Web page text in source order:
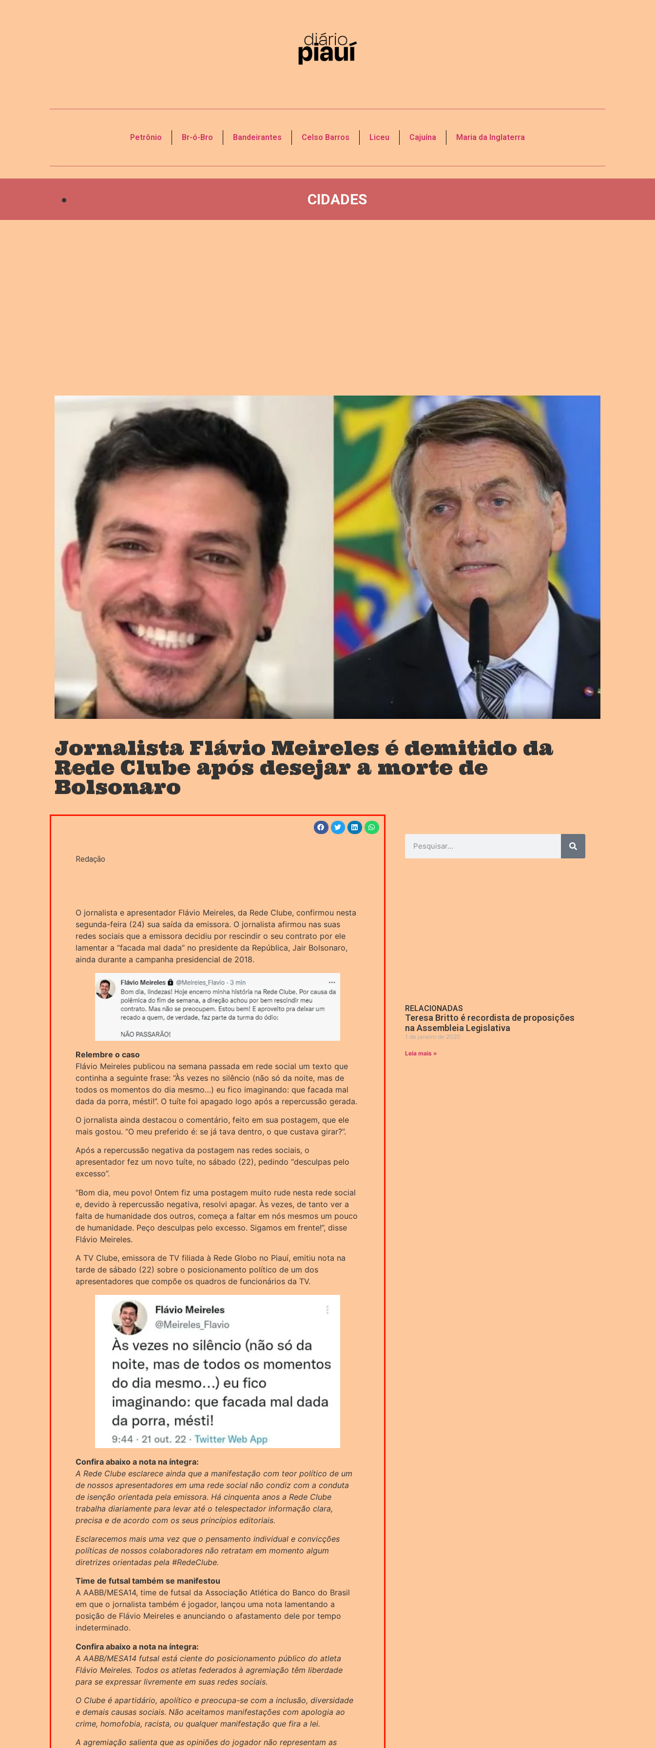
Petrônio Br-ó-Bro Bandeirantes Celso Barros Liceu Cajuína Maria da Inglaterra
CIDADES
Jornalista Flávio Meireles é demitido da
Rede Clube após desejar a morte de
Bolsonaro
Redação
O jornalista e apresentador Flávio Meireles, da Rede Clube, confirmou nesta
segunda-feira (24) sua saída da emissora. O jornalista afirmou nas suas
redes sociais que a emissora decidiu por rescindir o seu contrato por ele
lamentar a “facada mal dada” no presidente da República, Jair Bolsonaro,
ainda durante a campanha presidencial de 2018.
Relembre o caso
Flávio Meireles publicou na semana passada em rede social um texto que
continha a seguinte frase: “Às vezes no silêncio (não só da noite, mas de
todos os momentos do dia mesmo…) eu fico imaginando: que facada mal
dada da porra, mésti!”. O tuíte foi apagado logo após a repercussão gerada.
O jornalista ainda destacou o comentário, feito em sua postagem, que ele
mais gostou. “O meu preferido é: se já tava dentro, o que custava girar?”.
Após a repercussão negativa da postagem nas redes sociais, o
apresentador fez um novo tuíte, no sábado (22), pedindo “desculpas pelo
excesso”.
“Bom dia, meu povo! Ontem fiz uma postagem muito rude nesta rede social
e, devido à repercussão negativa, resolvi apagar. Às vezes, de tanto ver a
falta de humanidade dos outros, começa a faltar em nós mesmos um pouco
de humanidade. Peço desculpas pelo excesso. Sigamos em frente!”, disse
Flávio Meireles.
A TV Clube, emissora de TV filiada à Rede Globo no Piauí, emitiu nota na
tarde de sábado (22) sobre o posicionamento político de um dos
apresentadores que compõe os quadros de funcionários da TV.
Confira abaixo a nota na íntegra:
A Rede Clube esclarece ainda que a manifestação com teor político de um
de nossos apresentadores em uma rede social não condiz com a conduta
de isenção orientada pela emissora. Há cinquenta anos a Rede Clube
trabalha diariamente para levar até o telespectador informação clara,
precisa e de acordo com os seus princípios editoriais.
Esclarecemos mais uma vez que o pensamento individual e convicções
políticas de nossos colaboradores não retratam em momento algum
diretrizes orientadas pela #RedeClube.
Time de futsal também se manifestou
A AABB/MESA14, time de futsal da Associação Atlética do Banco do Brasil
em que o jornalista também é jogador, lançou uma nota lamentando a
posição de Flávio Meireles e anunciando o afastamento dele por tempo
indeterminado.
Confira abaixo a nota na íntegra:
A AABB/MESA14 futsal está ciente do posicionamento público do atleta
Flávio Meireles. Todos os atletas federados à agremiação têm liberdade
para se expressar livremente em suas redes sociais.
O Clube é apartidário, apolítico e preocupa-se com a inclusão, diversidade
e demais causas sociais. Não aceitamos manifestações com apologia ao
crime, homofobia, racista, ou qualquer manifestação que fira a lei.
A agremiação salienta que as opiniões do jogador não representam as
RELACIONADAS
Teresa Britto é recordista de proposições
na Assembleia Legislativa
1 de janeiro de 2020
Leia mais »